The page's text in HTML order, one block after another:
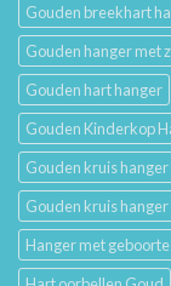
Gouden breekhart
Gouden hanger met
Gouden hart hanger
Gouden Kinderkop
Gouden kruis hanger
Gouden kruis
Hanger met